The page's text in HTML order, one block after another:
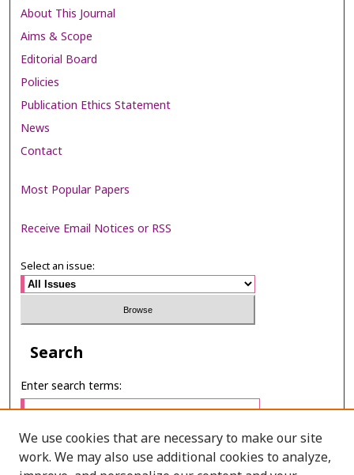
About This Journal
Aims & Scope
Editorial Board
Policies
Publication Ethics Statement
News
Contact
Most Popular Papers
Receive Email Notices or RSS
Select an issue:
Search
Enter search terms:
Select context to search:
We use cookies that are necessary to make our site
work. We may also use additional cookies to analyze,